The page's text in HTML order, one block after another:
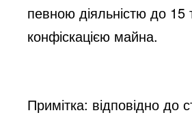
певною діяльністю до 15
конфіскацією майна.
Примітка: відповідно до